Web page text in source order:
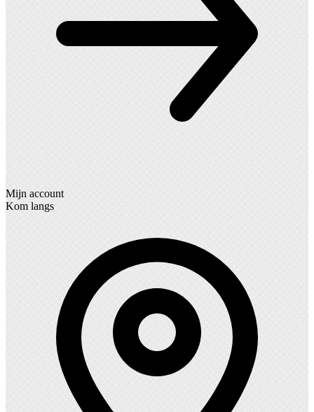
Mijn account
Kom langs